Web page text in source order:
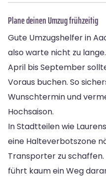
Plane deinen Umzug frühzeitig
Gute Umzugshelfer in
also warte nicht zu
April bis September
Voraus buchen. So
Wunschtermin und
Hochsaison.
In Stadtteilen wie
eine Halteverbotszone
Transporter zu
führt kaum ein Weg